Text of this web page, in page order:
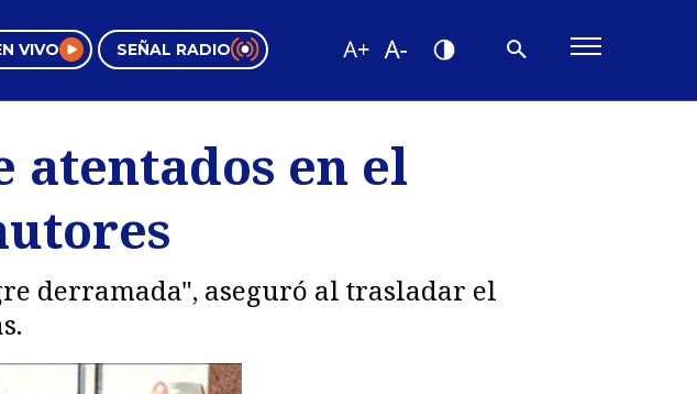
VIVO SEÑAL RADIO
Tendencias
Videos
atentados en el
derramada", aseguró al trasladar el